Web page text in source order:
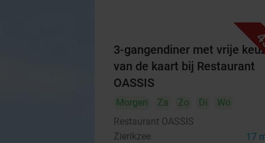
3-gangendiner met vrije
van de kaart bij Restaurant
OASSIS
Morgen Za Zo Di
Wo
Restaurant OASSIS
Zierikzee 17